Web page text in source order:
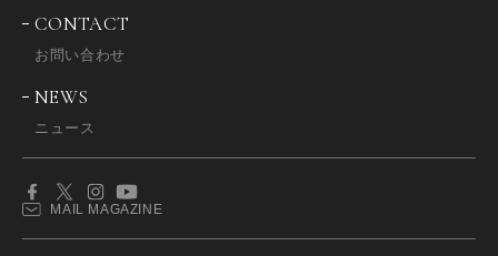
CONTACT
お問い合わせ
NEWS
ニュース
MAIL MAGAZINE